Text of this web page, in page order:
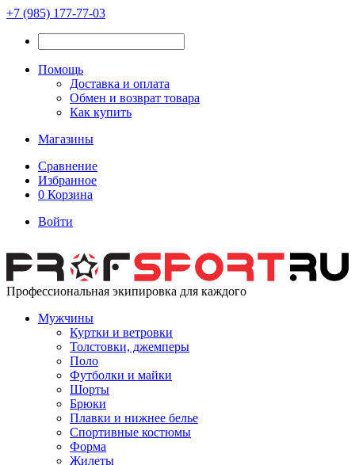
+7 (985) 177-77-03
Помощь
Доставка и оплата
Обмен и возврат товара
Как купить
Магазины
Сравнение
Избранное
0 Корзина
Войти
Профессиональная экипировка для каждого
Мужчины
Куртки и ветровки
Толстовки, джемперы
Поло
Футболки и майки
Шорты
Брюки
Плавки и нижнее белье
Спортивные костюмы
Форма
Жилеты